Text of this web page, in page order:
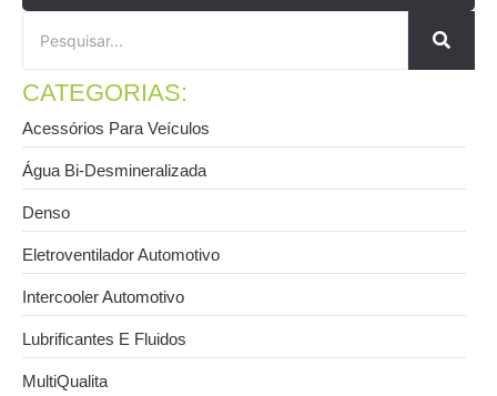
CATEGORIAS:
Acessórios Para Veículos
Água Bi-Desmineralizada
Denso
Eletroventilador Automotivo
Intercooler Automotivo
Lubrificantes E Fluidos
MultiQualita